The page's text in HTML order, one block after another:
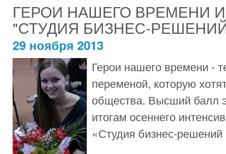
ГЕРОИ НАШЕГО ВРЕМЕНИ
"СТУДИЯ БИЗНЕС-РЕШЕНИЙ
29 ноября 2013
Герои нашего времени -
переменой, которую
общества. Высший балл
итогам осеннего
«Студия бизнес-